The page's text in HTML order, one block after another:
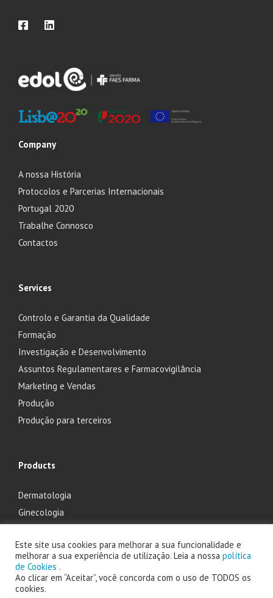
Company
A nossa História
Protocolos e Parcerias Internacionais
Portugal 2020
Trabalhe Connosco
Contactos
Services
Controlo e Garantia da Qualidade
Formação
Investigação e Desenvolvimento
Assuntos Regulamentares e Farmacovigilância
Marketing e Vendas
Produção
Produção para terceiros
Products
Dermatologia
Ginecologia
Otorrinolaringologia
Este site usa cookies para melhorar a sua funcionalidade e
melhorar a sua experiência de utilização. Leia a nossa política
de Cookies .
Ao clicar em “Aceitar”, você concorda com o uso de TODOS os
cookies.